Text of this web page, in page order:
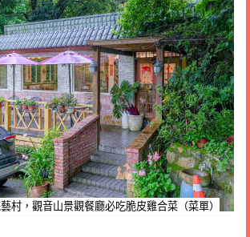
村，觀音山景觀餐廳必吃脆皮雞合菜（菜單）